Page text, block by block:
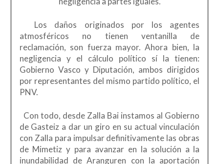
Los daños originados por los agentes
atmosféricos no tienen ventanilla de
reclamación, son fuerza mayor. Ahora bien, la
negligencia y el cálculo político sí la tienen:
Gobierno Vasco y Diputación, ambos dirigidos
por representantes del mismo partido político, el
PNV.
Con todo, desde Zalla Bai instamos al Gobierno
de Gasteiz a dar un giro en su actual vinculación
con Zalla para impulsar definitivamente las obras
de Mimetiz y para avanzar en la solución a la
inundabilidad de Aranguren con la aportación